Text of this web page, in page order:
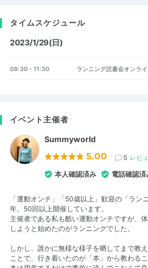
タイムスケジュール
2023/1/29(日)
09:30 - 11:30 ランニング読書会オンラ
イベント主催者
Summyworld
5.00 5 レビ
本人確認済み 電話確認済
「運動オンチ」「50歳以上」歓迎の「ラン
年、50回以上開催しています。
主催者である私も酷い運動オンチですが、
しようと始めたのがランニングでした。
しかし、誰かに無様な様子を晒してまで教
ことで、行き着いたのが「本」から教わるこ